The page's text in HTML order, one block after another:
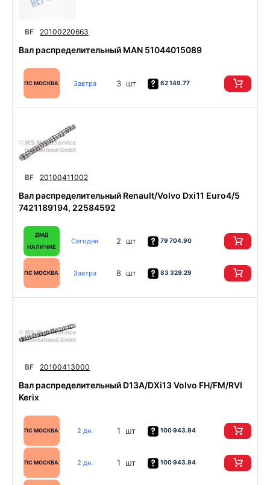
BF 20100220663
Вал распределительный MAN 51044015089
ПС МОСКВА Завтра 3 шт 62 149.77
BF 20100411002
Вал распределительный Renault/Volvo Dxi11 Euro4/5
7421189194, 22584592
ДМД
НАЛИЧИЕ
Сегодня 2 шт 79 704.90
ПС МОСКВА Завтра 8 шт 83 329.29
BF 20100413000
Вал распределительный D13A/DXi13 Volvo FH/FM/RVI
Kerix
ПС МОСКВА 2 дн. 1 шт 100 943.94
ПС МОСКВА 2 дн. 1 шт 100 943.94